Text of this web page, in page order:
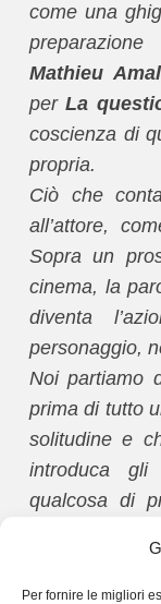
Per fornire le migliori
come una
preparazione
Mathieu
perLa
coscienza di
propria.
Ciò che
all’attore,
Sopra un
cinema, la
diventa
personaggio,
Noi partiamo
prima di tutto
solitudine e
introduca
qualcosa di
ripresa,